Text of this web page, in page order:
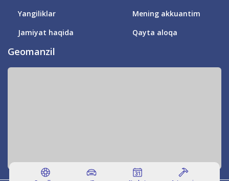
Yangiliklar
Jamiyat haqida
Mening akkuantim
Qayta aloqa
Geomanzil